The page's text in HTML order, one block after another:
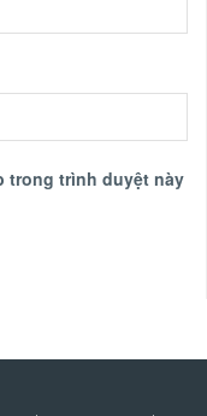
trong trình duyệt này